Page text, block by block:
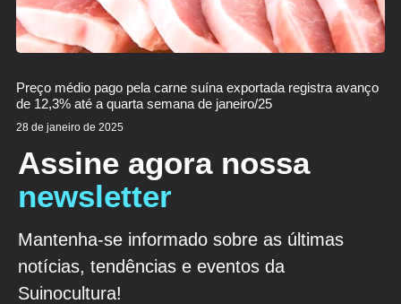
Preço médio pago pela carne suína exportada registra avanço
de 12,3% até a quarta semana de janeiro/25
28 de janeiro de 2025
Assine agora nossa
newsletter
Mantenha-se informado sobre as últimas
notícias, tendências e eventos da
Suinocultura!